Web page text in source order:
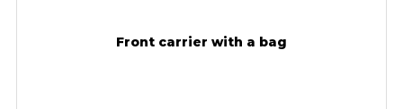
Front carrier with a bag